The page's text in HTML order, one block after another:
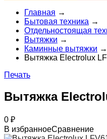
Главная →
Бытовая техника →
Отдельностоящая
Вытяжки →
Каминные вытяжки →
Вытяжка Electrolux
Печать
Вытяжка
0 ₽
В избранноеСравнение